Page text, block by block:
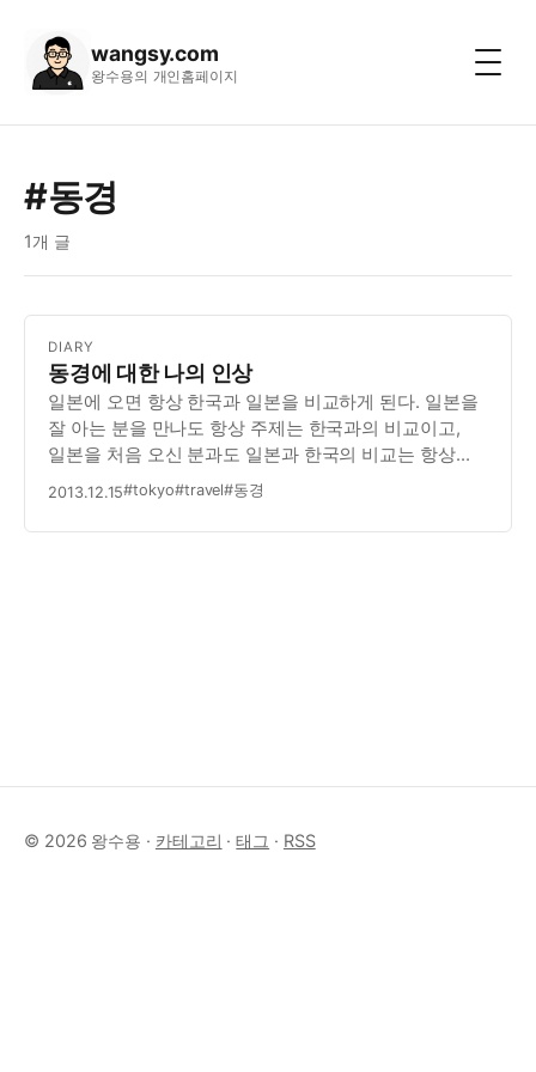
wangsy.com
왕수용의 개인홈페이지
#동경
1개 글
DIARY
동경에 대한 나의 인상
일본에 오면 항상 한국과 일본을 비교하게 된다. 일본을
잘 아는 분을 만나도 항상 주제는 한국과의 비교이고,
일본을 처음 오신 분과도 일본과 한국의 비교는 항상
흥미로운 주제가 된다.
2013.12.15#tokyo#travel#동경
© 2026 왕수용 · 카테고리 ·태그 · RSS